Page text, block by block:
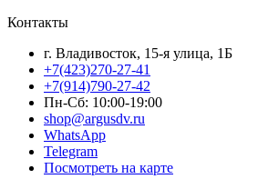
Контакты
г. Владивосток, 15-я улица, 1Б
+7(423)270-27-41
+7(914)790-27-42
Пн-Сб: 10:00-19:00
shop@argusdv.ru
WhatsApp
Telegram
Посмотреть на карте